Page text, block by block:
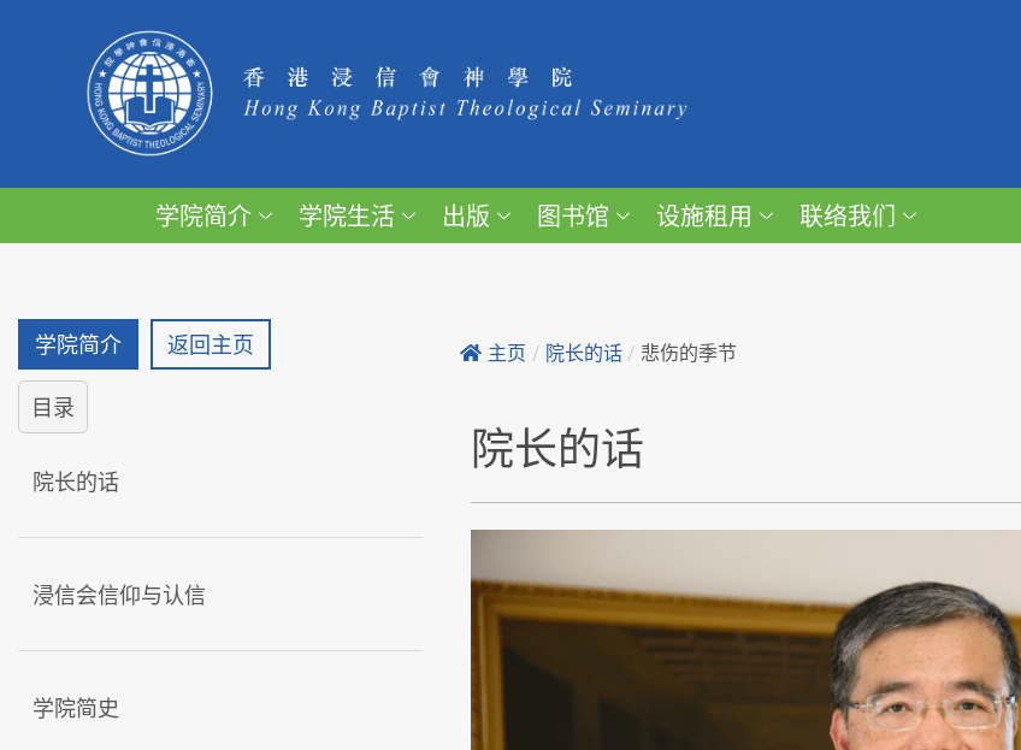
学院简介 学院生活 出版 图书馆 设施租用 联络我们
学院简介 返回主页
目录
院长的话
浸信会信仰与认信
学院简史
主页 / 院长的话 / 悲伤的季节
院长的话